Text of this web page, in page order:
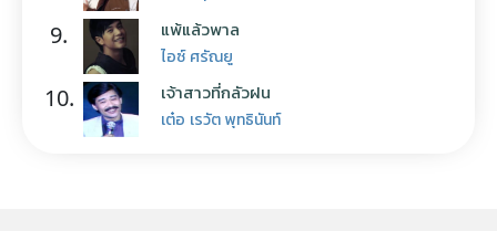
9. แพ้แล้วพาล
ไอซ์ ศรัณยู
10. เจ้าสาวที่กลัวฝน
เต๋อ เรวัต พุทธินันท์